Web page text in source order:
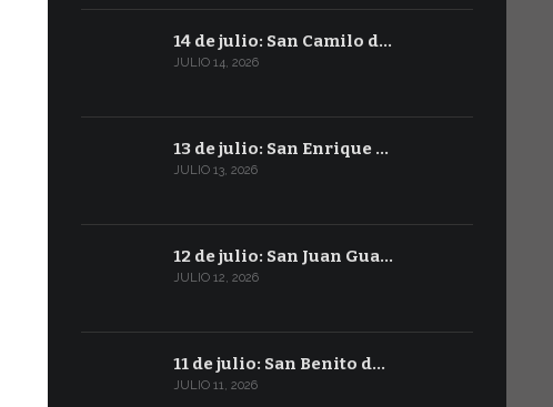
14 de julio: San Camilo d…
JULIO 14, 2026
13 de julio: San Enrique …
JULIO 13, 2026
12 de julio: San Juan Gua…
JULIO 12, 2026
11 de julio: San Benito d…
JULIO 11, 2026